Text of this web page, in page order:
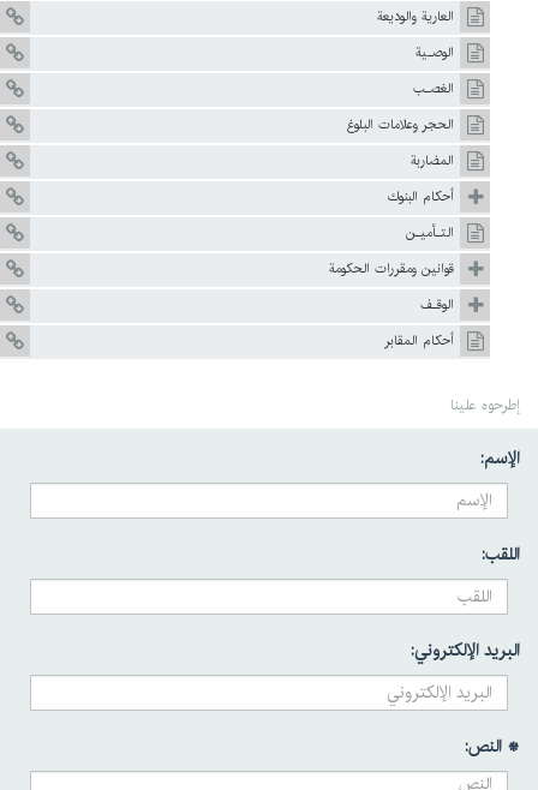
العارية والوديعة
الوصـية
الغصـب
الحجر وعلامات البلوغ
المضاربة
أحکام البنوك
التـأميـن
قوانين ومقررات الحکومة
الوقـف
أحكام المقابر
إطرحوه علينا
الإسم:
اللقب:
البريد الإلكتروني:
* النص: